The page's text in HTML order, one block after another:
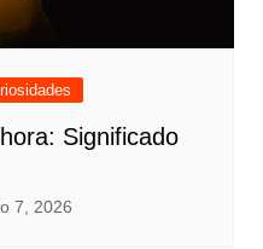
Significado
7, 2026